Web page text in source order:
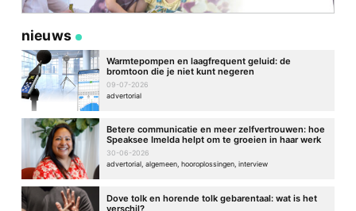
nieuws
Warmtepompen en laagfrequent geluid: de
bromtoon die je niet kunt negeren
09-07-2026
advertorial
Betere communicatie en meer zelfvertrouwen: hoe
Speaksee Imelda helpt om te groeien in haar werk
30-06-2026
advertorial, algemeen, hooroplossingen, interview
Dove tolk en horende tolk gebarentaal: wat is het
verschil?